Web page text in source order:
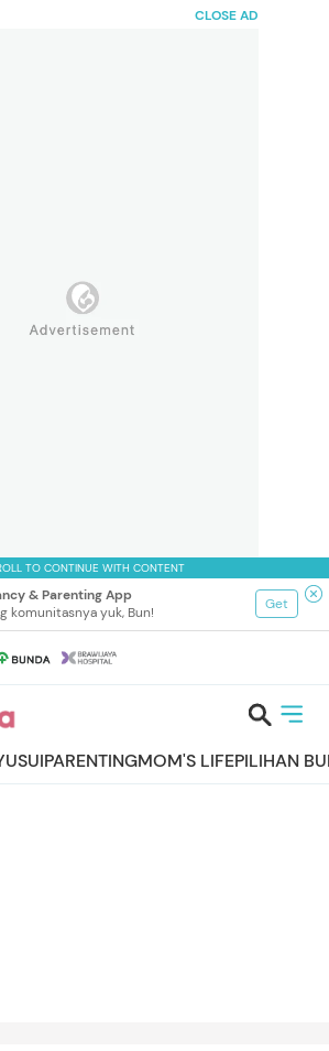
CLOSE AD
TO CONTINUE WITH CONTENT
& Parenting App
komunitasnya yuk, Bun!
Get
PARENTINGMOM'S LIFEPILIHAN